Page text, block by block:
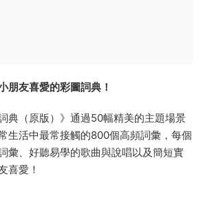
友喜愛的彩圖詞典！
典（原版）》通過50幅精美的主題場景
生活中最常接觸的800個高頻詞彙，每個
彙、好聽易學的歌曲與說唱以及簡短實
喜愛！